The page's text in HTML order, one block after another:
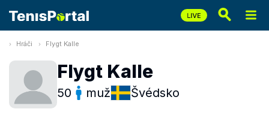
Hráči Flygt Kalle
Flygt Kalle
50 muž Švédsko